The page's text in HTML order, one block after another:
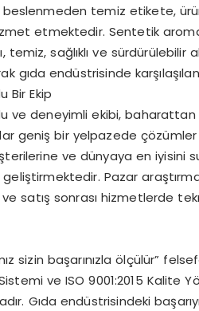
beslenmeden temiz etikete,
etmektedir. Sentetik
temiz, sağlıklı ve
gıda endüstrisinde
Bir Ekip
ve deneyimli ekibi,
geniş bir yelpazede çözümler
ve dünyaya en iyisini
geliştirmektedir. Pazar
satış sonrası hizmetlerde
sizin başarınızla ölçülür”
ve ISO 9001:2015 Kalite
Gıda endüstrisindeki